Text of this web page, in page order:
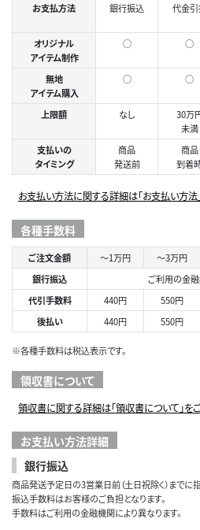
お支払方法 銀行振込 代金
オリジナル
アイテム制作
○ ○
無地
アイテム購入
○ ○
上限額 なし
30万
未満
支払いの
タイミング
商品
発送前
商品
到着
お支払い方法に関する詳細は「お支払い方法
各種手数料
ご注文金額 ～1万円 ～3万円
銀行振込
ご利用の金
代引手数料
440円 550円
後払い
440円 550円
※各種手数料は税込表示です。
領収書について
領収書に関する詳細は「領収書について」を
お支払い方法詳細
銀行振込
商品発送予定日の3営業日前（土日祝除く）までに
振込手数料はお客様のご負担となります。
手数料はご利用の金融機関により異なります。